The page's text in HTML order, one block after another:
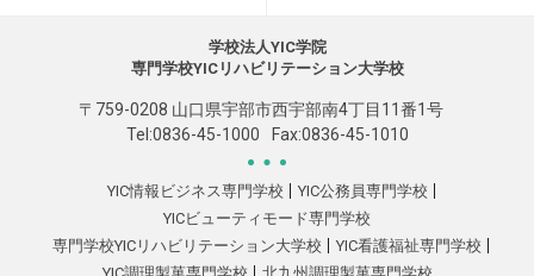
学校法人YIC学院
専門学校YICリハビリテーション大学校
〒759-0208 山口県宇部市西宇部南4丁目11番1号
Tel:0836-45-1000 Fax:0836-45-1010
YIC情報ビジネス専門学校
YIC公務員専門学校
YICビューティモード専門学校
専門学校YICリハビリテーション大学校
YIC看護福祉専門学校